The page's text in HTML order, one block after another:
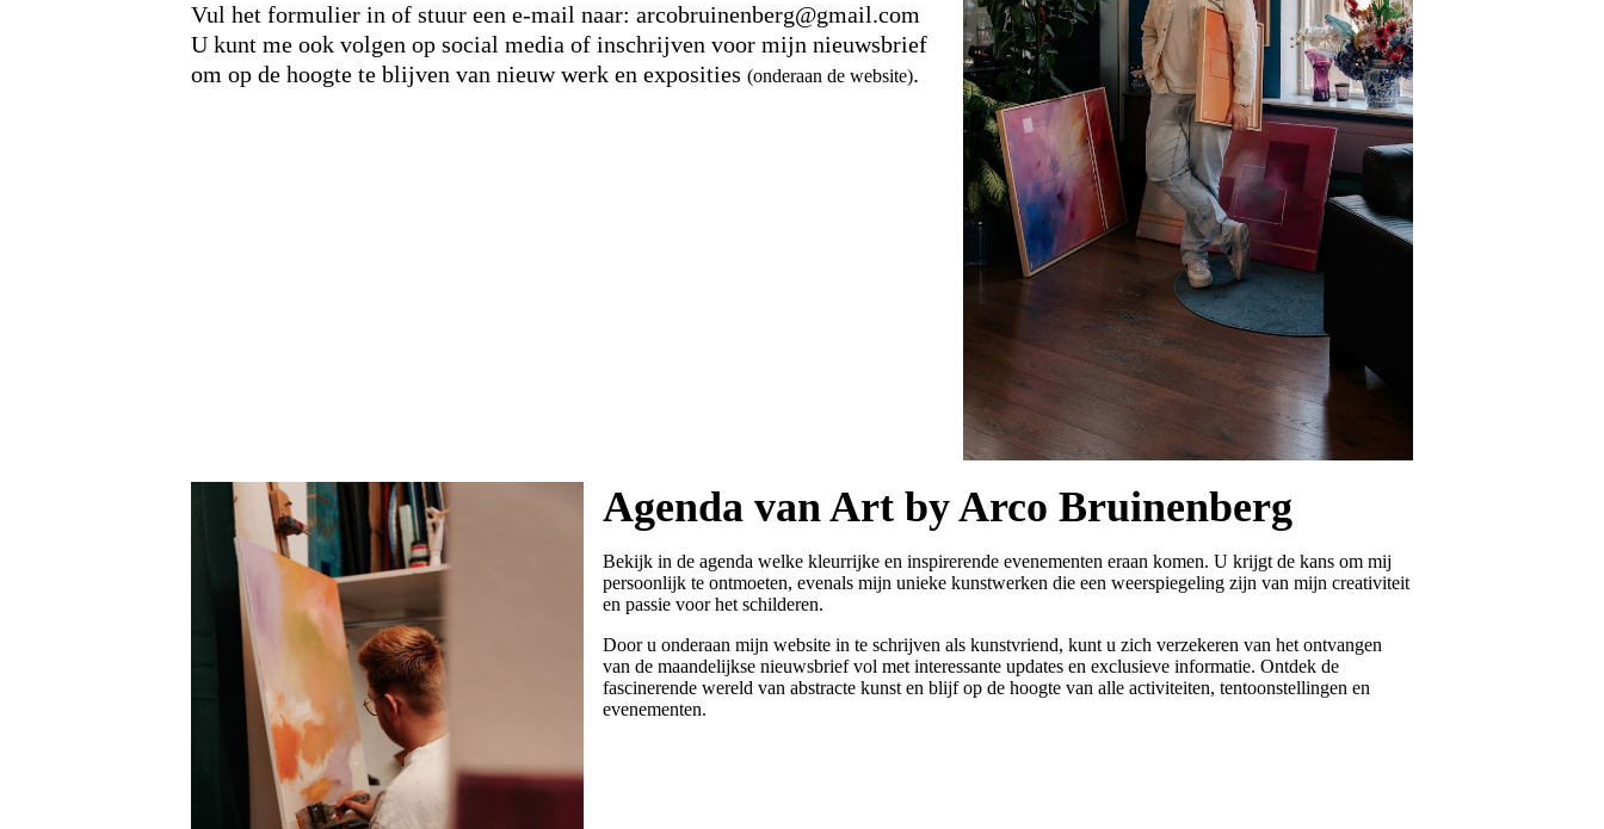
Vul het formulier in of stuur een e-mail naar: arcobruinenberg@gmail.com
U kunt me ook volgen op social media of inschrijven voor mijn nieuwsbrief
om op de hoogte te blijven van nieuw werk en exposities (onderaan de website).
Agenda van Art by Arco Bruinenberg
Bekijk in de agenda welke kleurrijke en inspirerende evenementen eraan komen. U krijgt de kans om mij
persoonlijk te ontmoeten, evenals mijn unieke kunstwerken die een weerspiegeling zijn van mijn creativiteit
en passie voor het schilderen.
Door u onderaan mijn website in te schrijven als kunstvriend, kunt u zich verzekeren van het ontvangen
van de maandelijkse nieuwsbrief vol met interessante updates en exclusieve informatie. Ontdek de
fascinerende wereld van abstracte kunst en blijf op de hoogte van alle activiteiten, tentoonstellingen en
evenementen.